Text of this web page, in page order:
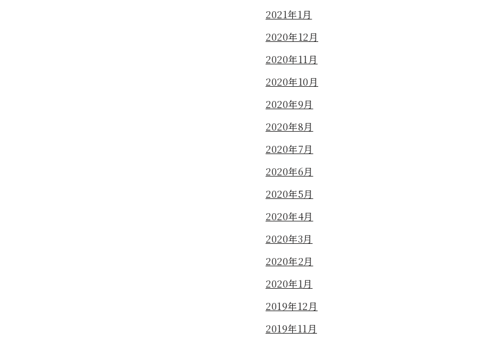
2021年1月
2020年12月
2020年11月
2020年10月
2020年9月
2020年8月
2020年7月
2020年6月
2020年5月
2020年4月
2020年3月
2020年2月
2020年1月
2019年12月
2019年11月